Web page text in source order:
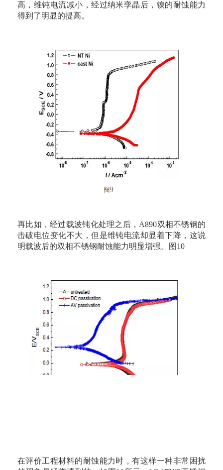
高，维钝电流减小，经过纳米孪晶后，镍的耐蚀能力
得到了明显的提高。
再比如，经过载波钝化处理之后，A890双相不锈钢的
击破电位变化不大，但是维钝电流却显着下降，这说
明载波后的双相不锈钢耐蚀能力明显增强。图10
在评价工程材料的耐蚀能力时，有这样一种非常困扰